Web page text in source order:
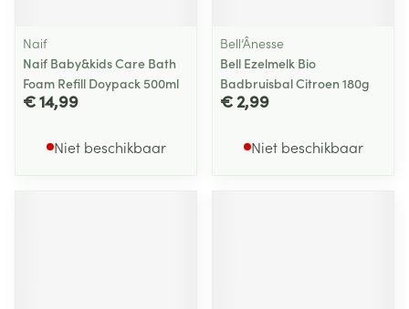
Naif
Naif Baby&kids Care Bath
Foam Refill Doypack 500ml
€ 14,99
Niet beschikbaar
Bell’Ânesse
Bell Ezelmelk Bio
Badbruisbal Citroen 180g
€ 2,99
Niet beschikbaar